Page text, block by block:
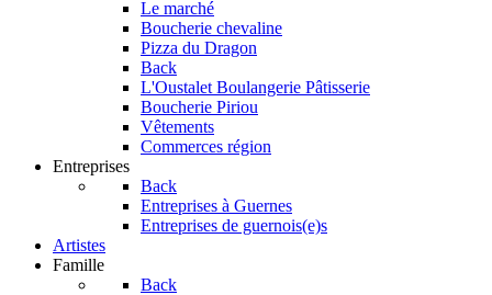
Le marché
Boucherie chevaline
Pizza du Dragon
Back
L'Oustalet Boulangerie Pâtisserie
Boucherie Piriou
Vêtements
Commerces région
Entreprises
Back
Entreprises à Guernes
Entreprises de guernois(e)s
Artistes
Famille
Back